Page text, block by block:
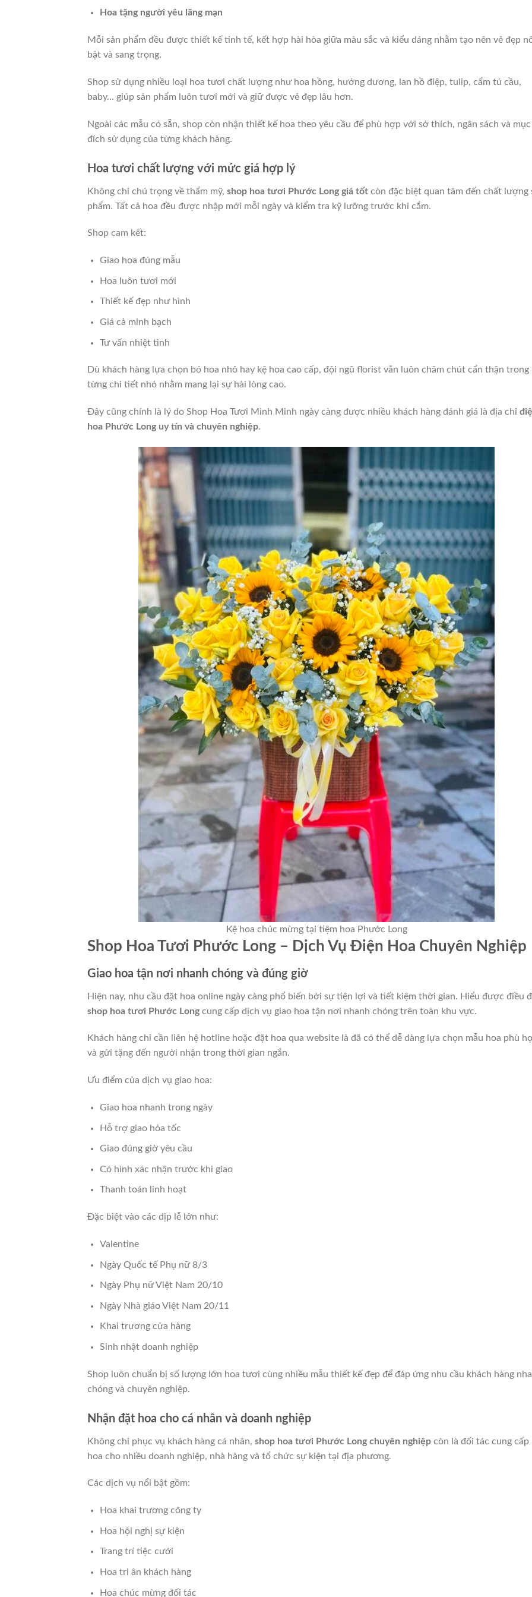
Hoa tặng người yêu lãng mạn
Mỗi sản phẩm đều được thiết kế tinh tế, kết hợp hài hòa giữa màu sắc và kiểu dáng nhằm tạo nên vẻ đẹp
bật và sang trọng.
Shop sử dụng nhiều loại hoa tươi chất lượng như hoa hồng, hướng dương, lan hồ điệp, tulip, cẩm tú cầu,
baby… giúp sản phẩm luôn tươi mới và giữ được vẻ đẹp lâu hơn.
Ngoài các mẫu có sẵn, shop còn nhận thiết kế hoa theo yêu cầu để phù hợp với sở thích, ngân sách và mục
đích sử dụng của từng khách hàng.
Hoa tươi chất lượng với mức giá hợp lý
Không chỉ chú trọng về thẩm mỹ, shop hoa tươi Phước Long giá tốt còn đặc biệt quan tâm đến chất lượng
phẩm. Tất cả hoa đều được nhập mới mỗi ngày và kiểm tra kỹ lưỡng trước khi cắm.
Shop cam kết:
Giao hoa đúng mẫu
Hoa luôn tươi mới
Thiết kế đẹp như hình
Giá cả minh bạch
Tư vấn nhiệt tình
Dù khách hàng lựa chọn bó hoa nhỏ hay kệ hoa cao cấp, đội ngũ florist vẫn luôn chăm chút cẩn thận trong
từng chi tiết nhỏ nhằm mang lại sự hài lòng cao.
Đây cũng chính là lý do Shop Hoa Tươi Minh Minh ngày càng được nhiều khách hàng đánh giá là địa chỉ
hoa Phước Long uy tín và chuyên nghiệp.
Kệ hoa chúc mừng tại tiệm hoa Phước Long
Shop Hoa Tươi Phước Long – Dịch Vụ Điện Hoa Chuyên Nghiệp
Giao hoa tận nơi nhanh chóng và đúng giờ
Hiện nay, nhu cầu đặt hoa online ngày càng phổ biến bởi sự tiện lợi và tiết kiệm thời gian. Hiểu được điều
shop hoa tươi Phước Longcung cấp dịch vụ giao hoa tận nơi nhanh chóng trên toàn khu vực.
Khách hàng chỉ cần liên hệ hotline hoặc đặt hoa qua website là đã có thể dễ dàng lựa chọn mẫu hoa phù
và gửi tặng đến người nhận trong thời gian ngắn.
Ưu điểm của dịch vụ giao hoa:
Giao hoa nhanh trong ngày
Hỗ trợ giao hỏa tốc
Giao đúng giờ yêu cầu
Có hình xác nhận trước khi giao
Thanh toán linh hoạt
Đặc biệt vào các dịp lễ lớn như:
Valentine
Ngày Quốc tế Phụ nữ 8/3
Ngày Phụ nữ Việt Nam 20/10
Ngày Nhà giáo Việt Nam 20/11
Khai trương cửa hàng
Sinh nhật doanh nghiệp
Shop luôn chuẩn bị số lượng lớn hoa tươi cùng nhiều mẫu thiết kế đẹp để đáp ứng nhu cầu khách hàng
chóng và chuyên nghiệp.
Nhận đặt hoa cho cá nhân và doanh nghiệp
Không chỉ phục vụ khách hàng cá nhân, shop hoa tươi Phước Long chuyên nghiệp còn là đối tác cung cấp
hoa cho nhiều doanh nghiệp, nhà hàng và tổ chức sự kiện tại địa phương.
Các dịch vụ nổi bật gồm:
Hoa khai trương công ty
Hoa hội nghị sự kiện
Trang trí tiệc cưới
Hoa tri ân khách hàng
Hoa chúc mừng đối tác